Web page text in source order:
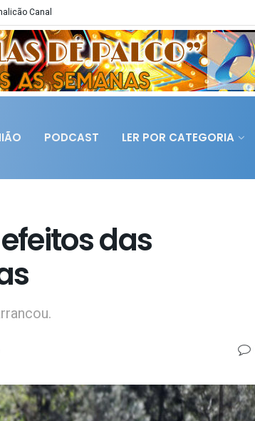
Canal
PODCAST LER POR CATEGORIA
das